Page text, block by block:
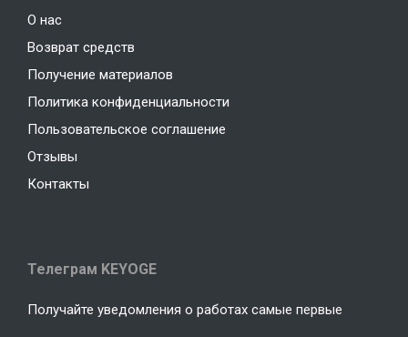
О нас
Возврат средств
Получение материалов
Политика конфиденциальности
Пользовательское соглашение
Отзывы
Контакты
Телеграм KEYOGE
Получайте уведомления о работах самые первые